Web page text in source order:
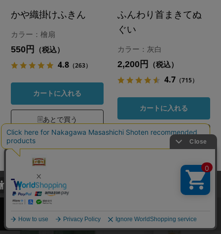
再検索はこちら
再検索はこちら
かや織掛けふきん
カラー：檜扇
550円 （税込）
4.8 （263）
カートに入れる
あとで買う
ふんわり首まきてぬ
ぐい
カラー：灰白
2,200円 （税込）
4.7 （715）
カートに入れる
あとで買う
当サイトでは、当サイト内における閲覧履歴・属性情報などの取得およ
び利便性向上のためにクッキー（Cookie）を使用いたします。詳細に
関しては「プライバシーポリシー
承諾する